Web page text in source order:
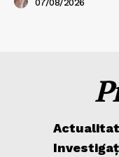
07/08/2026